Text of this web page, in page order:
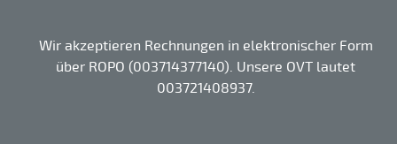
Wir akzeptieren Rechnungen in elektronischer Form
über ROPO (003714377140). Unsere OVT lautet
003721408937.